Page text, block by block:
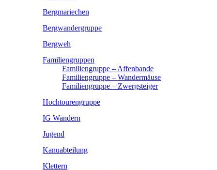
Bergmariechen
Bergwandergruppe
Bergweh
Familiengruppen
Familiengruppe – Affenbande
Familiengruppe – Wandermäuse
Familiengruppe – Zwergsteiger
Hochtourengruppe
IG Wandern
Jugend
Kanuabteilung
Klettern